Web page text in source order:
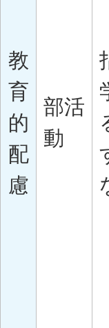
教
育
的
配
慮
部活
動